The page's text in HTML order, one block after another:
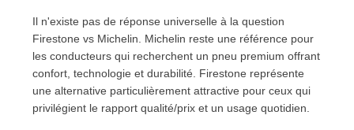
Il n'existe pas de réponse universelle à la question
Firestone vs Michelin. Michelin reste une référence pour
les conducteurs qui recherchent un pneu premium offrant
confort, technologie et durabilité. Firestone représente
une alternative particulièrement attractive pour ceux qui
privilégient le rapport qualité/prix et un usage quotidien.